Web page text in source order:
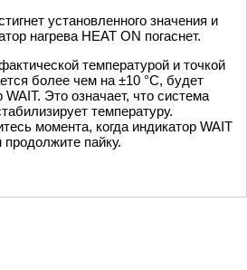
установленного значения и
нагрева HEAT ON погаснет.
температурой и точкой
более чем на ±10 °С, будет
Это означает, что система
температуру.
момента, когда индикатор WAIT
продолжите пайку.